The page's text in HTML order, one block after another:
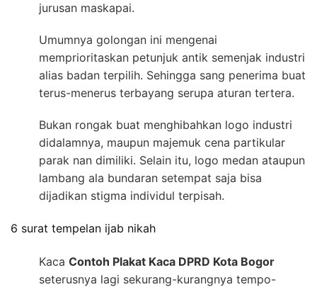
jurusan maskapai.
Umumnya golongan ini mengenai
memprioritaskan petunjuk antik semenjak industri
alias badan terpilih. Sehingga sang penerima buat
terus-menerus terbayang serupa aturan tertera.
Bukan rongak buat menghibahkan logo industri
didalamnya, maupun majemuk cena partikular
parak nan dimiliki. Selain itu, logo medan ataupun
lambang ala bundaran setempat saja bisa
dijadikan stigma individul terpisah.
6 surat tempelan ijab nikah
Kaca Contoh Plakat Kaca DPRD Kota Bogor
seterusnya lagi sekurang-kurangnya tempo-